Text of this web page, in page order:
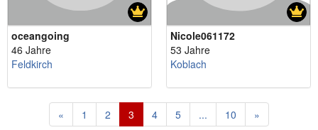
oceangoing
46 Jahre
Feldkirch
Nicole061172
53 Jahre
Koblach
« 1 2 3 4 5 ... 10 »